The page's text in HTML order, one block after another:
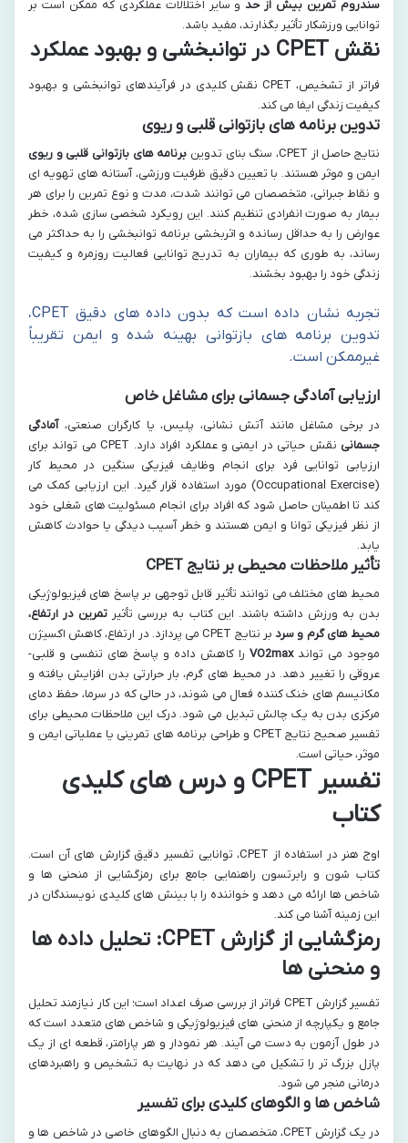
سندروم تمرین بیش از حدو سایر اختلالات عملکردی که ممکن است بر
توانایی ورزشکار تأثیر بگذارند، مفید باشد.
نقش CPET در توانبخشی و بهبود عملکرد
فراتر از تشخیص، CPET نقش کلیدی در فرآیندهای توانبخشی و بهبود
کیفیت زندگی ایفا می کند.
تدوین برنامه های بازتوانی قلبی و ریوی
نتایج حاصل از CPET، سنگ بنای تدوین
برنامه های بازتوانی قلبی و ریوی
ایمن و موثر هستند. با تعیین دقیق ظرفیت ورزشی، آستانه های تهویه ای
و نقاط جبرانی، متخصصان می توانند شدت، مدت و نوع تمرین را برای هر
بیمار به صورت انفرادی تنظیم کنند. این رویکرد شخصی سازی شده، خطر
عوارض را به حداقل رسانده و اثربخشی برنامه توانبخشی را به حداکثر می
رساند، به طوری که بیماران به تدریج توانایی فعالیت روزمره و کیفیت
زندگی خود را بهبود بخشند.
تجربه نشان داده است که بدون داده های دقیق CPET،
تدوین برنامه های بازتوانی بهینه شده و ایمن تقریباً
غیرممکن است.
ارزیابی آمادگی جسمانی برای مشاغل خاص
در برخی مشاغل مانند آتش نشانی، پلیس، یا کارگران صنعتی،آمادگی
جسمانی
نقش حیاتی در ایمنی و عملکرد افراد دارد. CPET می تواند برای
ارزیابی توانایی فرد برای انجام وظایف فیزیکی سنگین در محیط کار
(Occupational Exercise) مورد استفاده قرار گیرد. این ارزیابی کمک می
کند تا اطمینان حاصل شود که افراد برای انجام مسئولیت های شغلی خود
از نظر فیزیکی توانا و ایمن هستند و خطر آسیب دیدگی یا حوادث کاهش
یابد.
تأثیر ملاحظات محیطی بر نتایج CPET
محیط های مختلف می توانند تأثیر قابل توجهی بر پاسخ های فیزیولوژیکی
بدن به ورزش داشته باشند. این کتاب به بررسی تأثیر تمرین در ارتفاع،
محیط های گرم و سرد
بر نتایج CPET می پردازد. در ارتفاع، کاهش اکسیژن
موجود می تواندVO2max را کاهش داده و پاسخ های تنفسی و قلبی-
عروقی را تغییر دهد. در محیط های گرم، بار حرارتی بدن افزایش یافته و
مکانیسم های خنک کننده فعال می شوند، در حالی که در سرما، حفظ دمای
مرکزی بدن به یک چالش تبدیل می شود. درک این ملاحظات محیطی برای
تفسیر صحیح نتایج CPET و طراحی برنامه های تمرینی یا عملیاتی ایمن و
موثر، حیاتی است.
تفسیر CPET و درس های کلیدی
کتاب
اوج هنر در استفاده از CPET، توانایی تفسیر دقیق گزارش های آن است.
کتاب شون و رابرتسون راهنمایی جامع برای رمزگشایی از منحنی ها و
شاخص ها ارائه می دهد و خواننده را با بینش های کلیدی نویسندگان در
این زمینه آشنا می کند.
رمزگشایی از گزارش CPET: تحلیل داده ها
و منحنی ها
تفسیر گزارش CPET فراتر از بررسی صرف اعداد است؛ این کار نیازمند تحلیل
جامع و یکپارچه از منحنی های فیزیولوژیکی و شاخص های متعدد است که
در طول آزمون به دست می آیند. هر نمودار و هر پارامتر، قطعه ای از یک
پازل بزرگ تر را تشکیل می دهد که در نهایت به تشخیص و راهبردهای
درمانی منجر می شود.
شاخص ها و الگوهای کلیدی برای تفسیر
در یک گزارش CPET، متخصصان به دنبال الگوهای خاصی در شاخص ها و